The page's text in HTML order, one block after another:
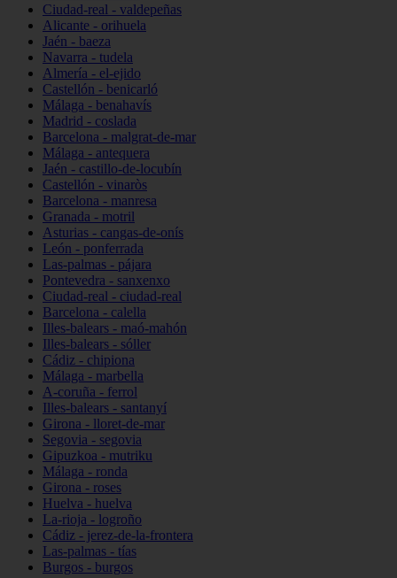
Ciudad-real - valdepeñas
Alicante - orihuela
Jaén - baeza
Navarra - tudela
Almería - el-ejido
Castellón - benicarló
Málaga - benahavís
Madrid - coslada
Barcelona - malgrat-de-mar
Málaga - antequera
Jaén - castillo-de-locubín
Castellón - vinaròs
Barcelona - manresa
Granada - motril
Asturias - cangas-de-onís
León - ponferrada
Las-palmas - pájara
Pontevedra - sanxenxo
Ciudad-real - ciudad-real
Barcelona - calella
Illes-balears - maó-mahón
Illes-balears - sóller
Cádiz - chipiona
Málaga - marbella
A-coruña - ferrol
Illes-balears - santanyí
Girona - lloret-de-mar
Segovia - segovia
Gipuzkoa - mutriku
Málaga - ronda
Girona - roses
Huelva - huelva
La-rioja - logroño
Cádiz - jerez-de-la-frontera
Las-palmas - tías
Burgos - burgos